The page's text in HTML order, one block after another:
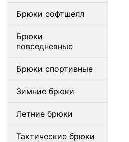
Брюки софтшелл
Брюки
повседневные
Брюки спортивные
Зимние брюки
Летние брюки
Тактические брюки